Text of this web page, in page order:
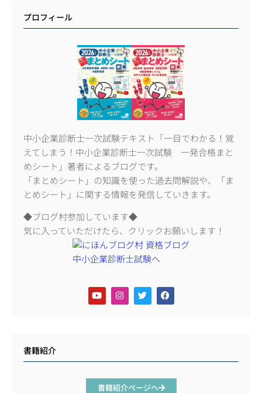
プロフィール
中小企業診断士一次試験テキスト「一目でわかる！覚
えてしまう！中小企業診断士一次試験 一発合格まと
めシート」著者によるブログです。
「まとめシート」の知識を使った過去問解説や、「ま
とめシート」に関する情報を発信していきます。
◆ブログ村参加しています◆
気に入っていただけたら、クリックお願いします！
書籍紹介
書籍紹介ページへ